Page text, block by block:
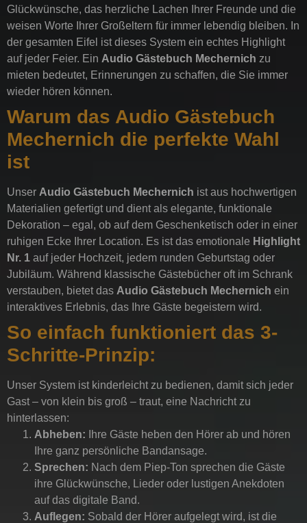
Glückwünsche, das herzliche Lachen Ihrer Freunde und die
weisen Worte Ihrer Großeltern für immer lebendig bleiben. In
der gesamten Eifel ist dieses System ein echtes Highlight
auf jeder Feier. Ein Audio Gästebuch Mechernich zu
mieten bedeutet, Erinnerungen zu schaffen, die Sie immer
wieder hören können.
Warum das Audio Gästebuch
Mechernich die perfekte Wahl
ist
Unser Audio Gästebuch Mechernich ist aus hochwertigen
Materialien gefertigt und dient als elegante, funktionale
Dekoration – egal, ob auf dem Geschenketisch oder in einer
ruhigen Ecke Ihrer Location. Es ist das emotionale Highlight
Nr. 1 auf jeder Hochzeit, jedem runden Geburtstag oder
Jubiläum. Während klassische Gästebücher oft im Schrank
verstauben, bietet das Audio Gästebuch Mechernich ein
interaktives Erlebnis, das Ihre Gäste begeistern wird.
So einfach funktioniert das 3-
Schritte-Prinzip:
Unser System ist kinderleicht zu bedienen, damit sich jeder
Gast – von klein bis groß – traut, eine Nachricht zu
hinterlassen:
Abheben: Ihre Gäste heben den Hörer ab und hören
Ihre ganz persönliche Bandansage.
Sprechen: Nach dem Piep-Ton sprechen die Gäste
ihre Glückwünsche, Lieder oder lustigen Anekdoten
auf das digitale Band.
Auflegen: Sobald der Hörer aufgelegt wird, ist die